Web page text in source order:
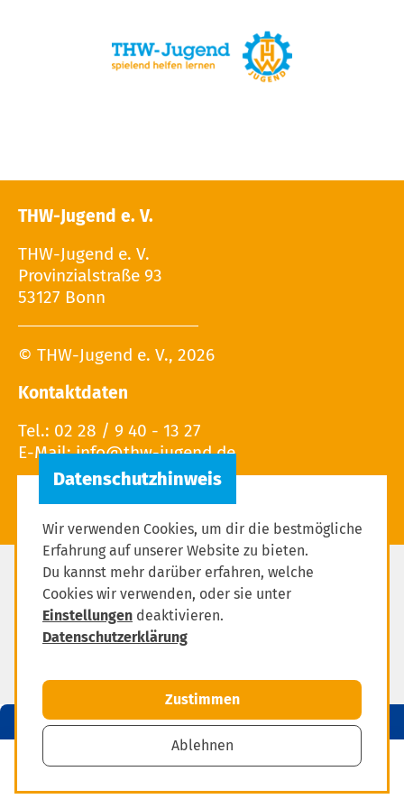
Mitglied werden
MENÜ
THW-Jugend e. V.
THW-Jugend e. V.
Provinzialstraße 93
53127 Bonn
© THW-Jugend e. V., 2026
Kontaktdaten
Tel.: 02 28 / 9 40 - 13 27
E-Mail:
Datenschutz
Impressum
Einstellungen zum Datenschutz
Wir verwenden Cookies, um dir die bestmögliche
Erfahrung auf unserer Website zu bieten.
Du kannst mehr darüber erfahren, welche
Cookies wir verwenden, oder sie unter
Einstellungen deaktivieren.
Datenschutzerklärung
Zustimmen
Ablehnen